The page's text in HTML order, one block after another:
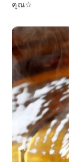
คุณ☆